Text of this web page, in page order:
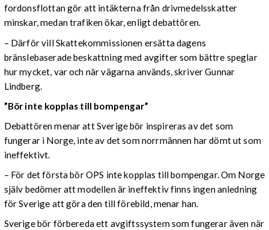
fordonsflottan gör att intäkterna från drivmedelsskatter
minskar, medan trafiken ökar, enligt debattören.
– Därför vill Skattekommissionen ersätta dagens
bränslebaserade beskattning med avgifter som bättre speglar
hur mycket, var och när vägarna används, skriver Gunnar
Lindberg.
”Bör inte kopplas till bompengar”
Debattören menar att Sverige bör inspireras av det som
fungerar i Norge, inte av det som norrmännen har dömt ut som
ineffektivt.
– För det första bör OPS inte kopplas till bompengar. Om Norge
själv bedömer att modellen är ineffektiv finns ingen anledning
för Sverige att göra den till förebild, menar han.
Sverige bör förbereda ett avgiftssystem som fungerar även när